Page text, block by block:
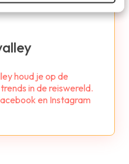
houd je op de
in de reiswereld.
en Instagram